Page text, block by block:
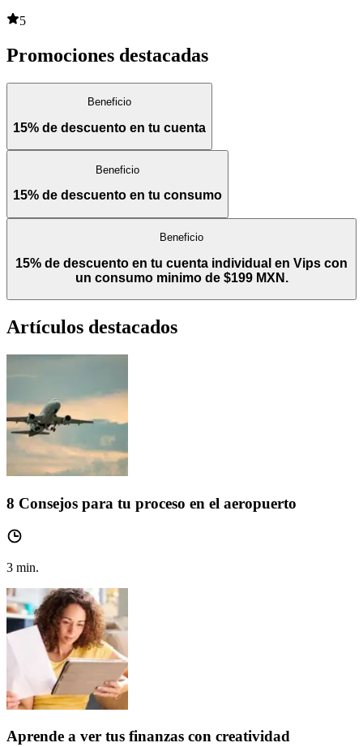
5
Promociones destacadas
Beneficio
15% de descuento en tu cuenta
Beneficio
15% de descuento en tu consumo
Beneficio
15% de descuento en tu cuenta individual en Vips con
un consumo minimo de $199 MXN.
Artículos destacados
8 Consejos para tu proceso en el aeropuerto
3 min.
Aprende a ver tus finanzas con creatividad